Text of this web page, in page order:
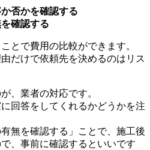
否かを確認する
確認する
とで費用の比較ができます。
だけで依頼先を決めるのはリス
、業者の対応です。
回答をしてくれるかどうかを注
無を確認する」ことで、施工後
、事前に確認するといいです